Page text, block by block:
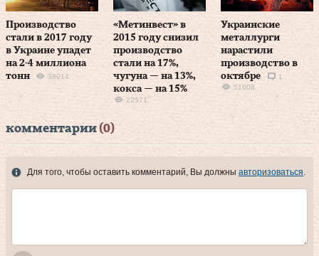
Производство
стали в 2017 году
в Украине упадет
на 2-4 миллиона
тонн
38014
«Метинвест» в
2015 году снизил
производство
стали на 17%,
чугуна — на 13%,
кокса — на 15%
22571
Украинские
металлурги
нарастили
производство в
октябре
1
51608
комментарии (0)
Для того, чтобы оставить комментарий, Вы должны авторизоваться.